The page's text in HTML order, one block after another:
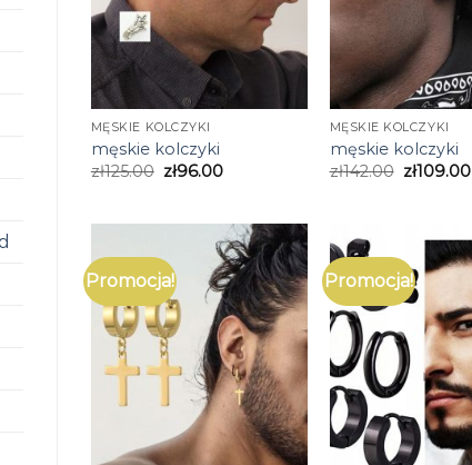
MĘSKIE KOLCZYKI
męskie kolczyki
zł125.00 zł96.00
MĘSKIE KOLCZYKI
męskie kolczyki
zł142.00 zł109.00
Promocja! Promocja!